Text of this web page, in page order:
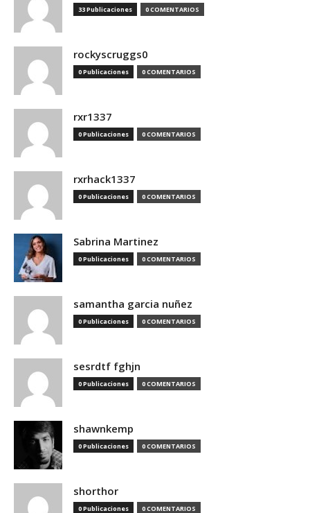
33 Publicaciones 0 COMENTARIOS
rockyscruggs0
0 Publicaciones 0 COMENTARIOS
rxr1337
0 Publicaciones 0 COMENTARIOS
rxrhack1337
0 Publicaciones 0 COMENTARIOS
Sabrina Martinez
0 Publicaciones 0 COMENTARIOS
samantha garcia nuñez
0 Publicaciones 0 COMENTARIOS
sesrdtf fghjn
0 Publicaciones 0 COMENTARIOS
shawnkemp
0 Publicaciones 0 COMENTARIOS
shorthor
0 Publicaciones 0 COMENTARIOS